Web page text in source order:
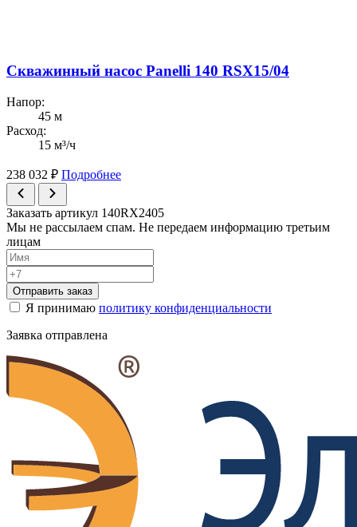
Скважинный насос Panelli 140 RSX15/04
Напор:
45 м
Расход:
15 м³/ч
238 032 ₽ Подробнее
Заказать артикул 140RX2405
Мы не рассылаем спам. Не передаем информацию третьим
лицам
Отправить заказ
Я принимаю политику конфиденциальности
Заявка отправлена